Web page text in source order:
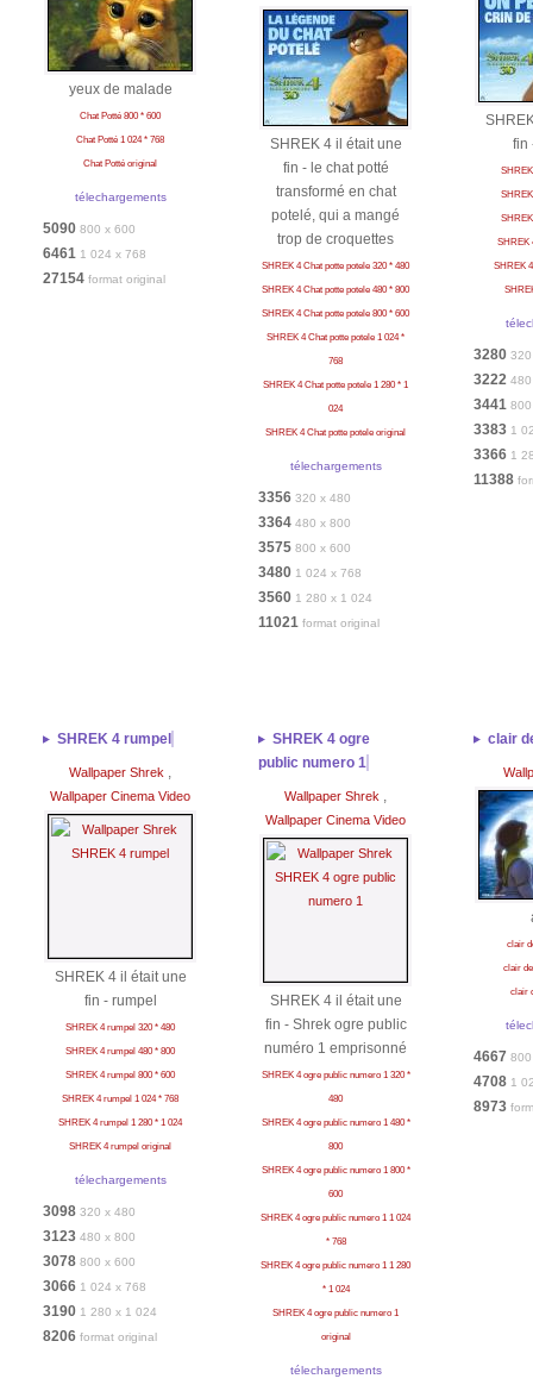
yeux de malade
Chat Potté 800 * 600
Chat Potté 1 024 * 768
Chat Potté original
télechargements
5090 800 x 600
6461 1 024 x 768
27154 format original
SHREK 4 il était une
fin - le chat potté
transformé en chat
potelé, qui a mangé
trop de croquettes
SHREK 4 Chat potte potele 320 * 480
SHREK 4 Chat potte potele 480 * 800
SHREK 4 Chat potte potele 800 * 600
SHREK 4 Chat potte potele 1 024 *
768
SHREK 4 Chat potte potele 1 280 * 1
024
SHREK 4 Chat potte potele original
télechargements
3356 320 x 480
3364 480 x 800
3575 800 x 600
3480 1 024 x 768
3560 1 280 x 1 024
11021 format original
fin
SHREK
SHREK
3280
3222
3441
3383 1
3366 1
11388
SHREK 4 rumpel
Wallpaper Shrek ,
Wallpaper Cinema Video
SHREK 4 il était une
fin - rumpel
SHREK 4 rumpel 320 * 480
SHREK 4 rumpel 480 * 800
SHREK 4 rumpel 800 * 600
SHREK 4 rumpel 1 024 * 768
SHREK 4 rumpel 1 280 * 1 024
SHREK 4 rumpel original
télechargements
3098 320 x 480
3123 480 x 800
3078 800 x 600
3066 1 024 x 768
3190 1 280 x 1 024
8206 format original
SHREK 4 ogre
public numero 1
Wallpaper Shrek ,
Wallpaper Cinema Video
SHREK 4 il était une
fin - Shrek ogre public
numéro 1 emprisonné
SHREK 4 ogre public numero 1 320 *
480
SHREK 4 ogre public numero 1 480 *
800
SHREK 4 ogre public numero 1 800 *
600
SHREK 4 ogre public numero 1 1 024
* 768
SHREK 4 ogre public numero 1 1 280
* 1 024
SHREK 4 ogre public numero 1
original
télechargements
clair
clair
clair
clair
4667
4708 1
8973